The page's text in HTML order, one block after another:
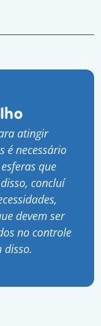
atingir
é necessário
que
concluí
devem ser
no controle
disso.